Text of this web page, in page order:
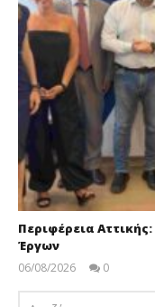
Περιφέρεια
Έργων
06/08/2026
0